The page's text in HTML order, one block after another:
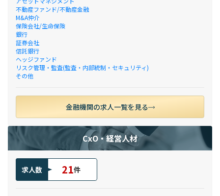
不動産ファンド/不動産金融
M&A仲介
保険会社/生命保険
銀行
証券会社
信託銀行
ヘッジファンド
リスク管理・監査(監査・内部統制・セキュリティ)
その他
金融機関の求人一覧を見る
CxO・経営人材
求人数 21件